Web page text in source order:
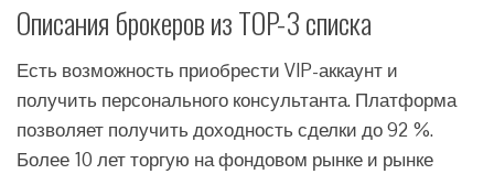
Описания брокеров из TOP-3 списка
Есть возможность приобрести VIP-аккаунт и
получить персонального консультанта. Платформа
позволяет получить доходность сделки до 92 %.
Более 10 лет торгую на фондовом рынке и рынке